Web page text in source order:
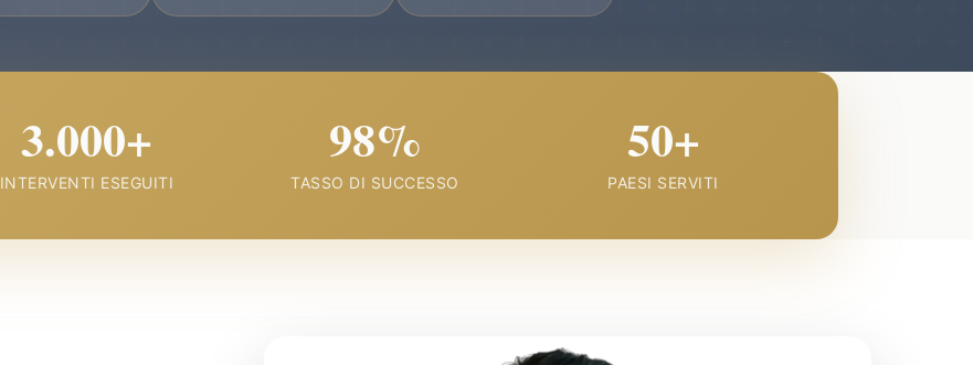
3.000+
INTERVENTI ESEGUITI
98%
TASSO DI SUCCESSO
50+
PAESI SERVITI